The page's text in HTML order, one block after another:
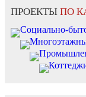
ПРОЕКТЫ ПО
Социально-